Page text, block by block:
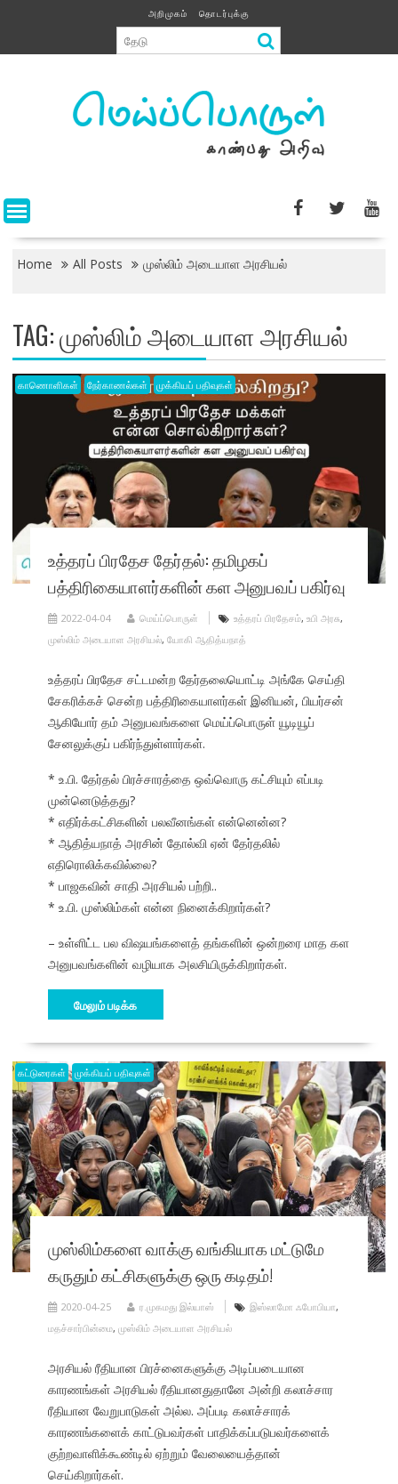
content
அறிமுகம் தொடர்புக்கு
Home All Posts முஸ்லிம் அடையாள அரசியல்
TAG:முஸ்லிம் அடையாள அரசியல்
காணொளிகள் நேர்காணல்கள் முக்கியப் பதிவுகள்
உத்தரப் பிரதேச தேர்தல்: தமிழகப்
பத்திரிகையாளர்களின் கள அனுபவப் பகிர்வு
2022-04-04 மெய்ப்பொருள் உத்தரப் பிரதேசம், உபி அரசு,
முஸ்லிம் அடையாள அரசியல், யோகி ஆதித்யநாத்
உத்தரப் பிரதேச சட்டமன்ற தேர்தலையொட்டி அங்கே செய்தி
சேகரிக்கச் சென்ற பத்திரிகையாளர்கள் இனியன், பியர்சன்
ஆகியோர் தம் அனுபவங்களை மெய்ப்பொருள் யூடியூப்
சேனலுக்குப் பகிர்ந்துள்ளார்கள்.
* உ.பி. தேர்தல் பிரச்சாரத்தை ஒவ்வொரு கட்சியும் எப்படி
முன்னெடுத்தது?
* எதிர்க்கட்சிகளின் பலவீனங்கள் என்னென்ன?
* ஆதித்யநாத் அரசின் தோல்வி ஏன் தேர்தலில்
எதிரொலிக்கவில்லை?
* பாஜகவின் சாதி அரசியல் பற்றி..
* உ.பி. முஸ்லிம்கள் என்ன நினைக்கிறார்கள்?
– உள்ளிட்ட பல விஷயங்களைத் தங்களின் ஒன்றரை மாத கள
அனுபவங்களின் வழியாக அலசியிருக்கிறார்கள்.
மேலும் படிக்க
கட்டுரைகள் முக்கியப் பதிவுகள்
முஸ்லிம்களை வாக்கு வங்கியாக மட்டுமே
கருதும் கட்சிகளுக்கு ஒரு கடிதம்!
2020-04-25 ர.முகமது இல்யாஸ் இஸ்லாமோ ஃபோபியா,
மதச்சார்பின்மை, முஸ்லிம் அடையாள அரசியல்
அரசியல் ரீதியான பிரச்னைகளுக்கு அடிப்படையான
காரணங்கள் அரசியல் ரீதியானதுதானே அன்றி கலாச்சார
ரீதியான வேறுபாடுகள் அல்ல. அப்படி கலாச்சாரக்
காரணங்களைக் காட்டுபவர்கள் பாதிக்கப்படுபவர்களைக்
குற்றவாளிக்கூண்டில் ஏற்றும் வேலையைத்தான்
செய்கிறார்கள்.